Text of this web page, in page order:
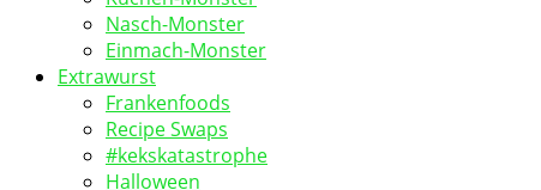
Nasch-Monster
Einmach-Monster
Extrawurst
Frankenfoods
Recipe Swaps
#kekskatastrophe
Halloween